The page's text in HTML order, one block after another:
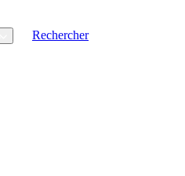
Rechercher